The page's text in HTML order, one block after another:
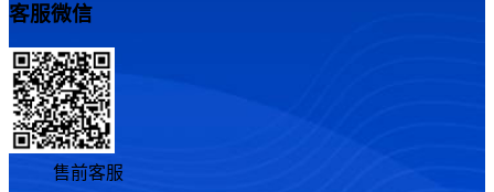
客服微信
售前客服